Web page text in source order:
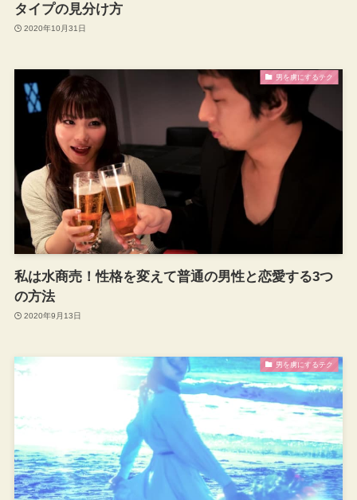
タイプの見分け方
2020年10月31日
男を虜にするテク
私は水商売！性格を変えて普通の男性と恋愛する3つ
の方法
2020年9月13日
男を虜にするテク